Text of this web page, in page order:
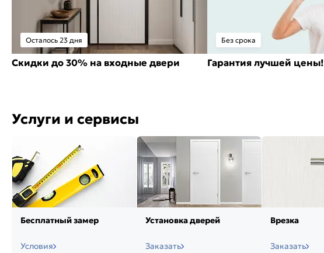
Осталось 23 дня
Скидки до 30% на входные двери
Без срока
Гарантия лучшей цены!
Услуги и сервисы
Бесплатный замер
Условия
Установка дверей
Заказать
Врезка
Заказать